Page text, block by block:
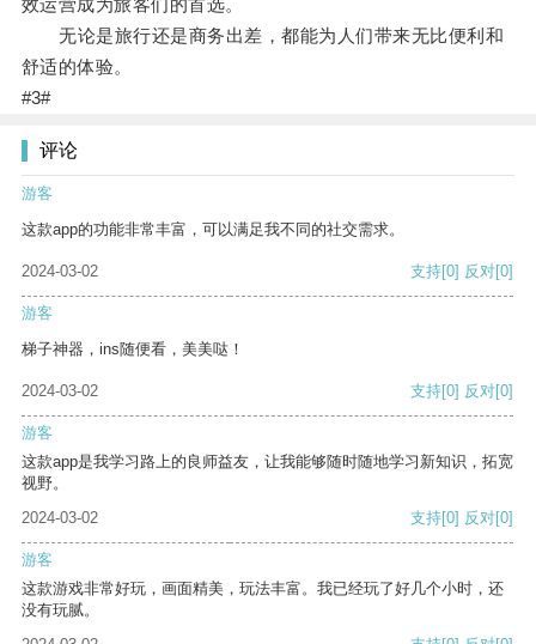
效运营成为旅客们的首选。
无论是旅行还是商务出差，都能为人们带来无比便利和
舒适的体验。
#3#
评论
游客
这款app的功能非常丰富，可以满足我不同的社交需求。
2024-03-02 支持[0] 反对[0]
游客
梯子神器，ins随便看，美美哒！
2024-03-02 支持[0] 反对[0]
游客
这款app是我学习路上的良师益友，让我能够随时随地学习新知识，拓宽
视野。
2024-03-02
支持[0] 反对[0]
游客
这款游戏非常好玩，画面精美，玩法丰富。我已经玩了好几个小时，还
没有玩腻。